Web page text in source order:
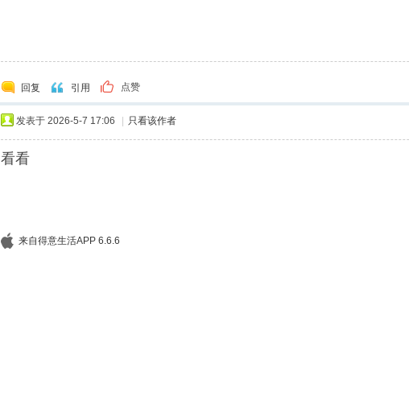
回复 引用 点赞
发表于 2026-5-7 17:06 只看该作者
看看
来自得意生活APP 6.6.6